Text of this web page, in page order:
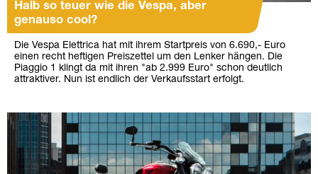
Halb so teuer wie die Vespa, aber
genauso cool?
Die Vespa Elettrica hat mit ihrem Startpreis von 6.690,- Euro
einen recht heftigen Preiszettel um den Lenker hängen. Die
Piaggio 1 klingt da mit ihren "ab 2.999 Euro" schon deutlich
attraktiver. Nun ist endlich der Verkaufsstart erfolgt.